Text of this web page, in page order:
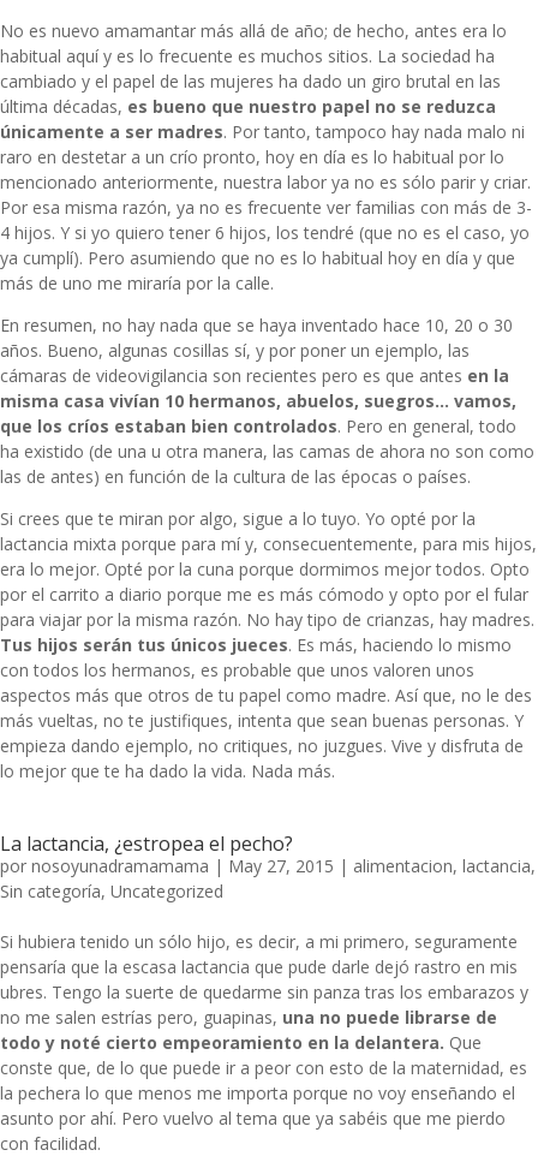
No es nuevo amamantar más allá de año; de hecho, antes era lo
habitual aquí y es lo frecuente es muchos sitios. La sociedad ha
cambiado y el papel de las mujeres ha dado un giro brutal en las
última décadas, es bueno que nuestro papel no se reduzca
únicamente a ser madres. Por tanto, tampoco hay nada malo ni
raro en destetar a un crío pronto, hoy en día es lo habitual por lo
mencionado anteriormente, nuestra labor ya no es sólo parir y criar.
Por esa misma razón, ya no es frecuente ver familias con más de 3-
4 hijos. Y si yo quiero tener 6 hijos, los tendré (que no es el caso, yo
ya cumplí). Pero asumiendo que no es lo habitual hoy en día y que
más de uno me miraría por la calle.
En resumen, no hay nada que se haya inventado hace 10, 20 o 30
años. Bueno, algunas cosillas sí, y por poner un ejemplo, las
cámaras de videovigilancia son recientes pero es que antes en la
misma casa vivían 10 hermanos, abuelos, suegros… vamos,
que los críos estaban bien controlados. Pero en general, todo
ha existido (de una u otra manera, las camas de ahora no son como
las de antes) en función de la cultura de las épocas o países.
Si crees que te miran por algo, sigue a lo tuyo. Yo opté por la
lactancia mixta porque para mí y, consecuentemente, para mis hijos,
era lo mejor. Opté por la cuna porque dormimos mejor todos. Opto
por el carrito a diario porque me es más cómodo y opto por el fular
para viajar por la misma razón. No hay tipo de crianzas, hay madres.
Tus hijos serán tus únicos jueces. Es más, haciendo lo mismo
con todos los hermanos, es probable que unos valoren unos
aspectos más que otros de tu papel como madre. Así que, no le des
más vueltas, no te justifiques, intenta que sean buenas personas. Y
empieza dando ejemplo, no critiques, no juzgues. Vive y disfruta de
lo mejor que te ha dado la vida. Nada más.
La lactancia, ¿estropea el pecho?
por nosoyunadramamama | May 27, 2015 | alimentacion, lactancia,
Sin categoría, Uncategorized
Si hubiera tenido un sólo hijo, es decir, a mi primero, seguramente
pensaría que la escasa lactancia que pude darle dejó rastro en mis
ubres. Tengo la suerte de quedarme sin panza tras los embarazos y
no me salen estrías pero, guapinas, una no puede librarse de
todo y noté cierto empeoramiento en la delantera. Que
conste que, de lo que puede ir a peor con esto de la maternidad, es
la pechera lo que menos me importa porque no voy enseñando el
asunto por ahí. Pero vuelvo al tema que ya sabéis que me pierdo
con facilidad.